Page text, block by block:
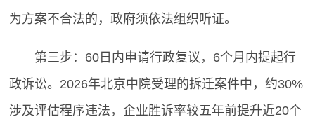
为方案不合法的，政府须依法组织听证。
第三步：60日内申请行政复议，6个月内提起行
政诉讼。2026年北京中院受理的拆迁案件中，约30%
涉及评估程序违法，企业胜诉率较五年前提升近20个